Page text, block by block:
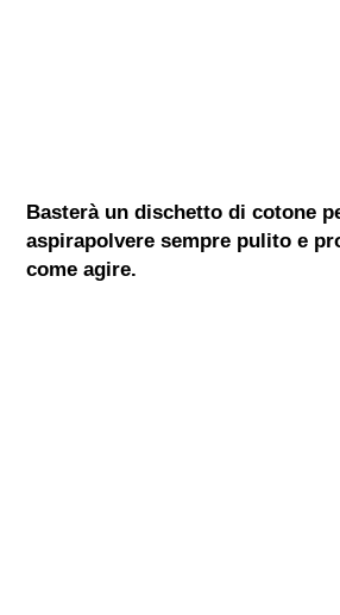
Basterà un dischetto di cotone
aspirapolvere sempre pulito e
come agire.